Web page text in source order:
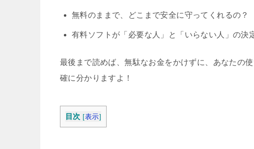
無料のままで、どこまで安全に守ってくれるの？
有料ソフトが「必要な人」と「いらない人」の決
最後まで読めば、無駄なお金をかけずに、あなたの
確に分かりますよ！
目次 [表示]